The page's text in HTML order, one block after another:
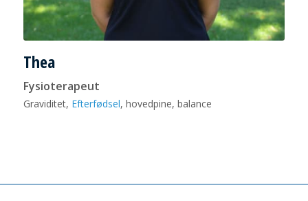
Thea
Fysioterapeut
Graviditet, Efterfødsel, hovedpine, balance